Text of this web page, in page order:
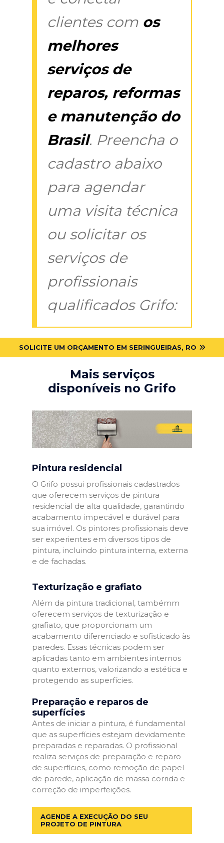
clientes com os
melhores
serviços de
reparos, reformas
e manutenção do
Brasil. Preencha o
cadastro abaixo
para agendar
uma visita técnica
ou solicitar os
serviços de
profissionais
qualificados Grifo:
SOLICITE UM ORÇAMENTO EM SERINGUEIRAS, RO
Mais serviços
disponíveis no Grifo
Pintura residencial
O Grifo possui profissionais cadastrados
que oferecem serviços de pintura
residencial de alta qualidade, garantindo
acabamento impecável e durável para
sua imóvel. Os pintores profissionais deve
ser experientes em diversos tipos de
pintura, incluindo pintura interna, externa
e de fachadas.
Texturização e grafiato
Além da pintura tradicional, tambémm
oferecem serviços de texturização e
grafiato, que proporcionam um
acabamento diferenciado e sofisticado às
paredes. Essas técnicas podem ser
aplicadas tanto em ambientes internos
quanto externos, valorizando a estética e
protegendo as superfícies.
Preparação e reparos de
superfícies
Antes de iniciar a pintura, é fundamental
que as superfícies estejam devidamente
preparadas e reparadas. O profissional
realiza serviços de preparação e reparo
de superfícies, como remoção de papel
de parede, aplicação de massa corrida e
correção de imperfeições.
AGENDE A EXECUÇÃO DO SEU
PROJETO DE PINTURA